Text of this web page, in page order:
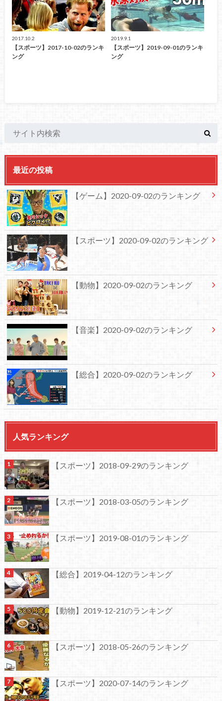
2017.10.2
【スポーツ】2017-10-02のランキ
ング
2019.9.1
【スポーツ】2019-09-01のランキ
ング
最近の投稿
【ゲーム】2020-09-02のランキング
【スポーツ】2020-09-02のランキング
【動物】2020-09-02のランキング
【音楽】2020-09-02のランキング
【総合】2020-09-02のランキング
人気ランキング
【スポーツ】2018-09-29のランキング
【スポーツ】2018-03-05のランキング
【スポーツ】2019-08-01のランキング
【総合】2019-04-12のランキング
【動物】2019-12-21のランキング
【スポーツ】2018-05-26のランキング
【スポーツ】2020-07-14のランキング